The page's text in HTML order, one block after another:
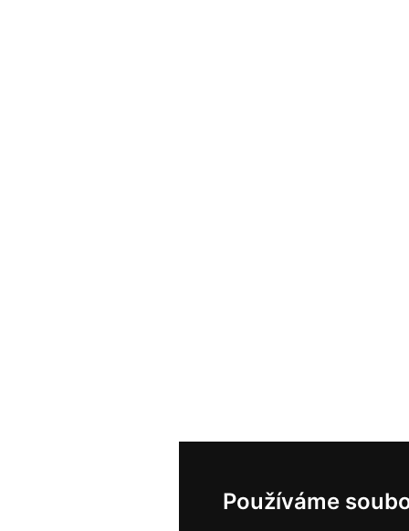
Používáme